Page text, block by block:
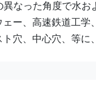
異なった角度で水
ー、高速鉄道工学
穴、中心穴、等に